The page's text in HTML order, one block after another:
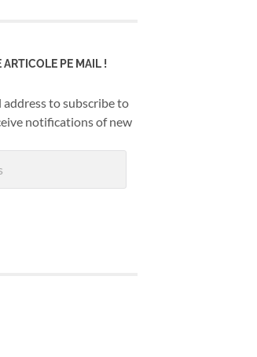
PE MAIL !
address to subscribe to
notifications of new